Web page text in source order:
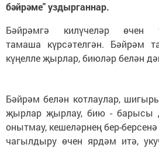
бәйрәме" уздырганнар.
Бәйрәмгә килүчеләр өчен
тамаша күрсәтелгән. Бәйрәм
күңелле җырлар, биюләр белән
Бәйрәм белән котлаулар,
җырлар җырлау, бию - барысы
онытмау, кешеләрнең бер-
чагылдыру өчен ярдәм итә,